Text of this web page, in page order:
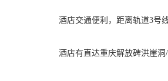
酒店交通便利，距离轨道3号
酒店有直达重庆解放碑洪崖